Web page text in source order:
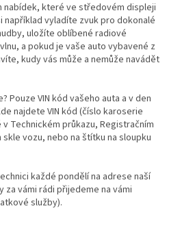
nabídek, které ve středovém displeji
například vyladíte zvuk pro dokonalé
uložíte oblíbené radiové
a pokud je vaše auto vybavené z
kudy vás může a nemůže navádět
Pouze VIN kód vašeho auta a v den
najdete VIN kód (číslo karoserie
Technickém průkazu, Registračním
vozu, nebo na štítku na sloupku
každé pondělí na adrese naší
vámi rádi přijedeme na vámi
služby).